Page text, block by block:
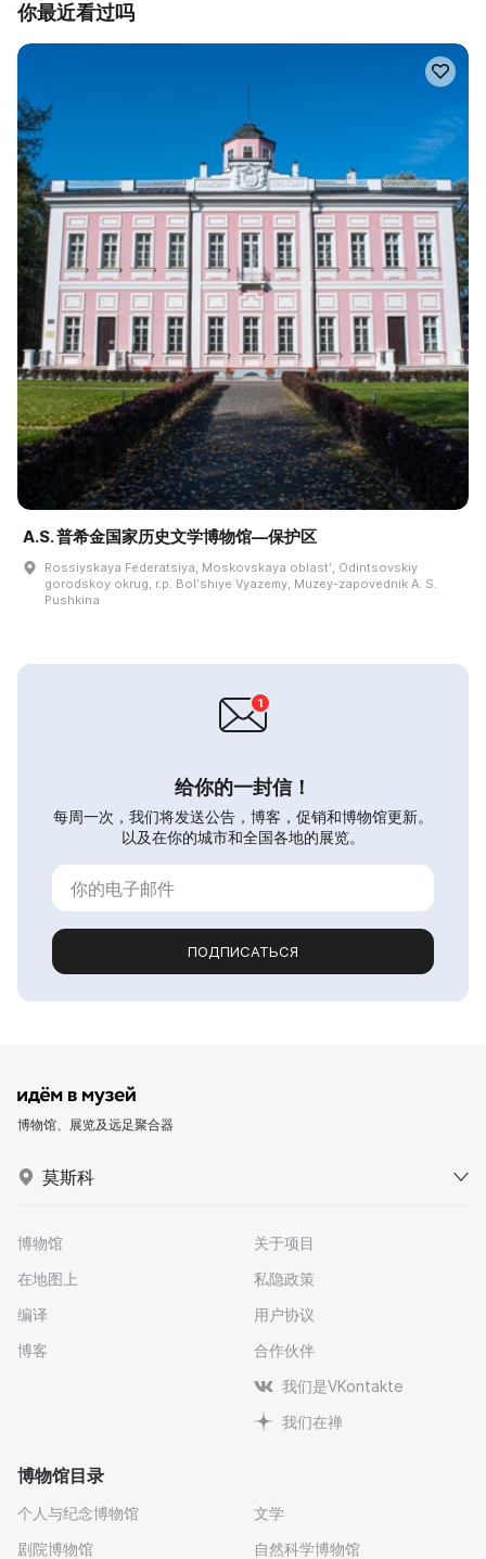
你最近看过吗
A.S. 普希金国家历史文学博物馆—保护区
Rossiyskaya Federatsiya, Moskovskaya oblastʹ, Odintsovskiy
gorodskoy okrug, r.p. Bolʹshiye Vyazemy, Muzey-zapovednik A. S.
Pushkina
给你的一封信！
每周一次，我们将发送公告，博客，促销和博物馆更新。
以及在你的城市和全国各地的展览。
ПОДПИСАТЬСЯ
博物馆、展览及远足聚合器
莫斯科
博物馆
在地图上
编译
博客
关于项目
私隐政策
用户协议
合作伙伴
我们是VKontakte
我们在禅
博物馆目录
个人与纪念博物馆
剧院博物馆
文学
自然科学博物馆